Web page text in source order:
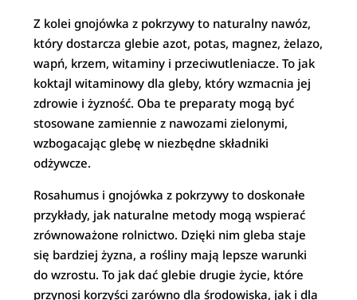
Z kolei gnojówka z pokrzywy to naturalny nawóz,
który dostarcza glebie azot, potas, magnez, żelazo,
wapń, krzem, witaminy i przeciwutleniacze. To jak
koktajl witaminowy dla gleby, który wzmacnia jej
zdrowie i żyzność. Oba te preparaty mogą być
stosowane zamiennie z nawozami zielonymi,
wzbogacając glebę w niezbędne składniki
odżywcze.
Rosahumus i gnojówka z pokrzywy to doskonałe
przykłady, jak naturalne metody mogą wspierać
zrównoważone rolnictwo. Dzięki nim gleba staje
się bardziej żyzna, a rośliny mają lepsze warunki
do wzrostu. To jak dać glebie drugie życie, które
przynosi korzyści zarówno dla środowiska, jak i dla